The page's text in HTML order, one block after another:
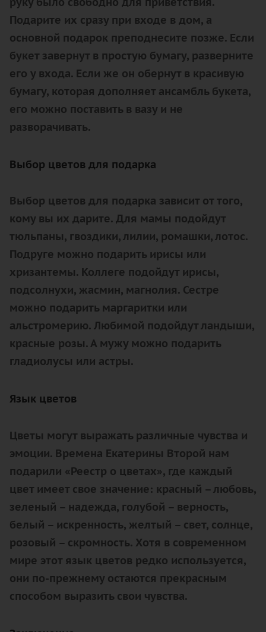
Подарите их сразу при входе в дом, а
основной подарок преподнесите позже. Если
букет завернут в простую бумагу, разверните
его у входа. Если же он обернут в красивую
бумагу, которая дополняет ансамбль букета,
его можно поставить в вазу и не
разворачивать.
Выбор цветов для подарка
Выбор цветов для подарка зависит от того,
кому вы их дарите. Для мамы подойдут
тюльпаны, гвоздики, лилии, ромашки, лотос.
Подруге можно подарить ирисы или
хризантемы. Коллеге подойдут ирисы,
подсолнухи, жасмин, магнолия. Сестре
можно подарить маргаритки или
альстромерию. Любимой подойдут ландыши,
красные розы. А мужу можно подарить
гладиолусы или астры.
Язык цветов
Цветы могут выражать различные чувства и
эмоции. Времена Екатерины Второй нам
подарили «Реестр о цветах», где каждый
цвет имеет свое значение: красный – любовь,
зеленый – надежда, голубой – верность,
белый – искренность, желтый – свет, солнце,
розовый – скромность. Хотя в современном
мире этот язык цветов редко используется,
они по-прежнему остаются прекрасным
способом выразить свои чувства.